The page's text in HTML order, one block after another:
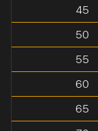
45
50
55
60
65